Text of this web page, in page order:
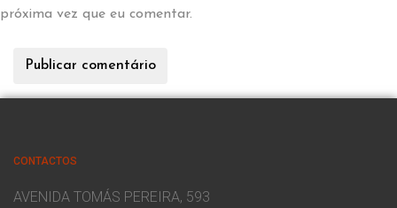
próxima vez que eu comentar.
CONTACTOS
AVENIDA TOMÁS PEREIRA, 593